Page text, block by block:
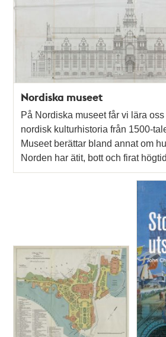
Nordiska museet
På Nordiska museet får vi lära oss
nordisk kulturhistoria från 1500-
Museet berättar bland annat om
Norden har ätit, bott och firat